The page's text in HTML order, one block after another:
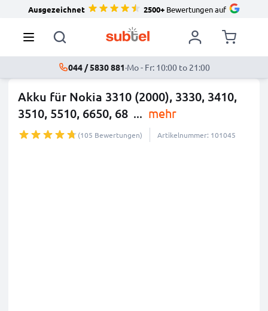
Ausgezeichnet 2500+Bewertungen auf
044 / 5830 881·Mo - Fr: 10:00 to 21:00
Akku für Nokia 3310 (2000), 3330, 3410,
3510, 5510, 6650, 68 ... mehr
(105 Bewertungen) Artikelnummer: 101045